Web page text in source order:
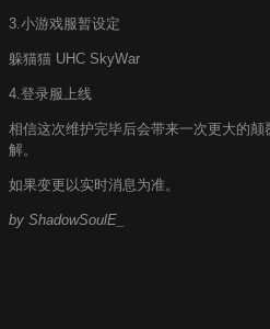
3.小游戏服暂设定
躲猫猫 UHC SkyWar
4.登录服上线
相信这次维护完毕后会带来一次更大的
解。
如果变更以实时消息为准。
by ShadowSoulE_